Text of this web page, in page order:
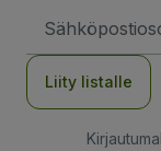
Liity listalle